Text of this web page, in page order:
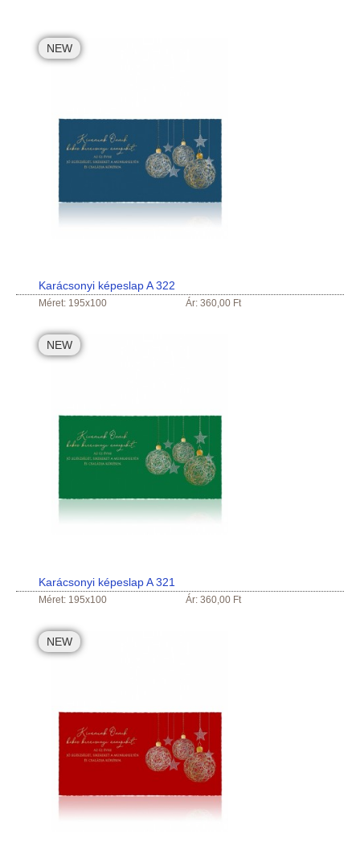
Karácsonyi képeslap A 322
NEW
Méret: 195x100 Ár: 360,00 Ft
Karácsonyi képeslap A 321
NEW
Méret: 195x100 Ár: 360,00 Ft
NEW